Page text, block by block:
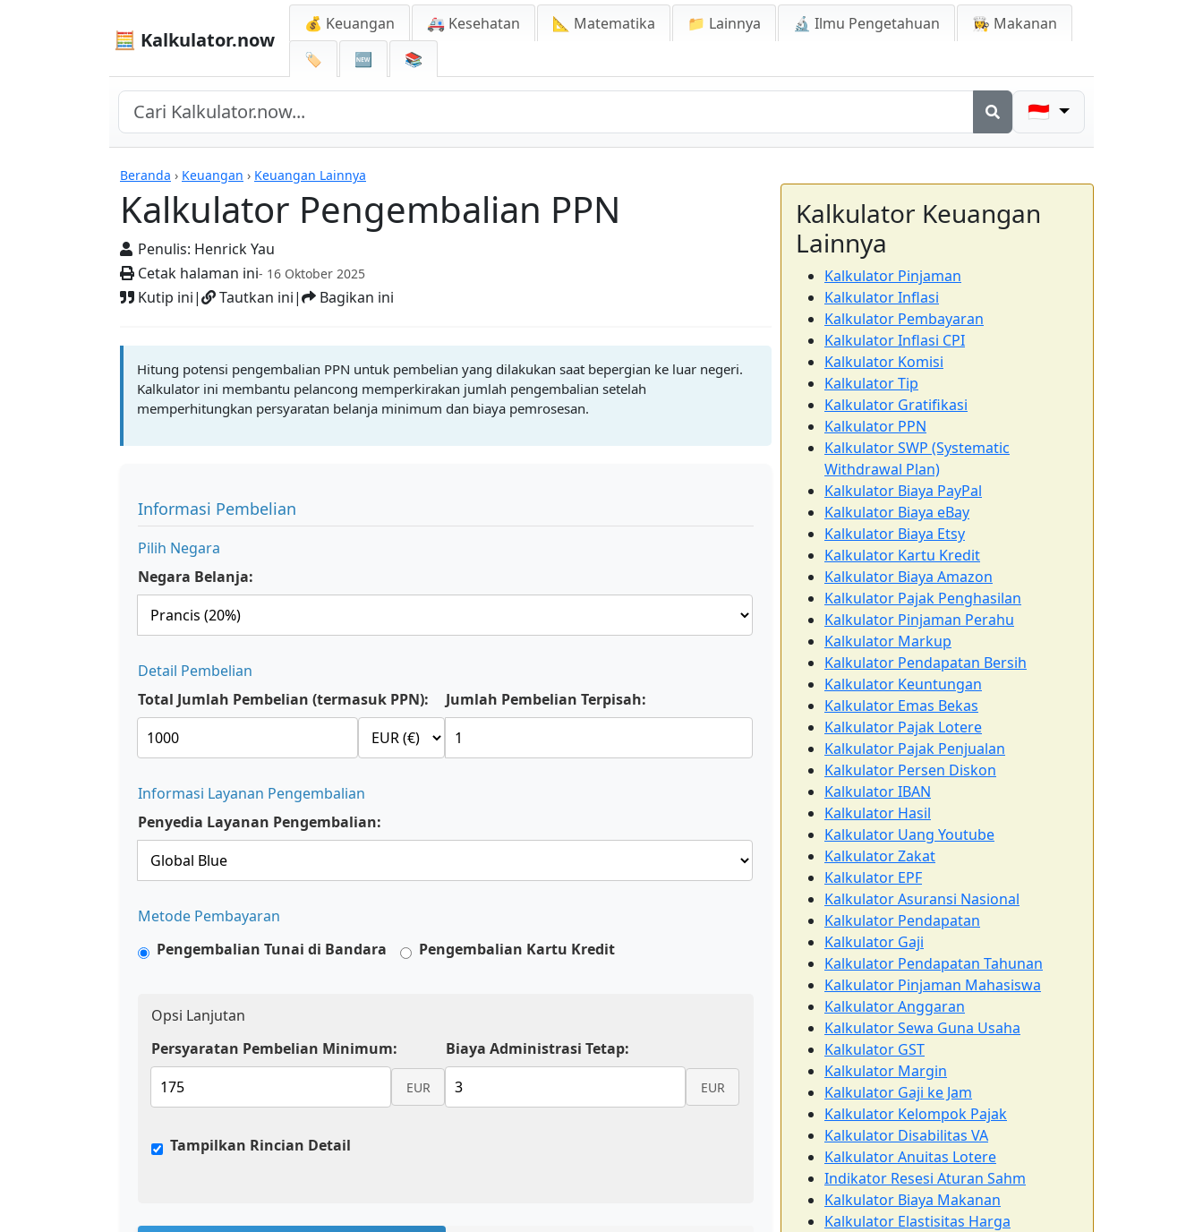
🧮 Kalkulator.now
💰 Keuangan 🚑 Kesehatan 📐 Matematika 📁 Lainnya 🔬 Ilmu Pengetahuan
👩‍🍳 Makanan
🏷️
🆕 📚
🇮🇩
Beranda › Keuangan › Keuangan Lainnya
Kalkulator Pengembalian PPN
Penulis: Henrick Yau
Cetak halaman ini- 16 Oktober 2025
Kutip ini| Tautkan ini| Bagikan ini
Kalkulator-kalkulator
Hitung potensi pengembalian PPN untuk pembelian yang dilakukan saat bepergian ke luar negeri.
Kalkulator ini membantu pelancong memperkirakan jumlah pengembalian setelah
memperhitungkan persyaratan belanja minimum dan biaya pemrosesan.
Informasi Pembelian
Pilih Negara
Negara Belanja:
Detail Pembelian
Total Jumlah Pembelian (termasuk PPN):
Jumlah Pembelian Terpisah:
Informasi Layanan Pengembalian
Penyedia Layanan Pengembalian:
Metode Pembayaran
Pengembalian Tunai di Bandara
Pengembalian Kartu Kredit
Opsi Lanjutan
Persyaratan Pembelian Minimum:
EUR
Biaya Administrasi Tetap:
EUR
Tampilkan Rincian Detail
Kalkulator Keuangan
Lainnya
Kalkulator Pinjaman
Kalkulator Inflasi
Kalkulator Pembayaran
Kalkulator Inflasi CPI
Kalkulator Komisi
Kalkulator Tip
Kalkulator Gratifikasi
Kalkulator PPN
Kalkulator SWP (Systematic
Withdrawal Plan)
Kalkulator Biaya PayPal
Kalkulator Biaya eBay
Kalkulator Biaya Etsy
Kalkulator Kartu Kredit
Kalkulator Biaya Amazon
Kalkulator Pajak Penghasilan
Kalkulator Pinjaman Perahu
Kalkulator Markup
Kalkulator Pendapatan Bersih
Kalkulator Keuntungan
Kalkulator Emas Bekas
Kalkulator Pajak Lotere
Kalkulator Pajak Penjualan
Kalkulator Persen Diskon
Kalkulator IBAN
Kalkulator Hasil
Kalkulator Uang Youtube
Kalkulator Zakat
Kalkulator EPF
Kalkulator Asuransi Nasional
Kalkulator Pendapatan
Kalkulator Gaji
Kalkulator Pendapatan Tahunan
Kalkulator Pinjaman Mahasiswa
Kalkulator Anggaran
Kalkulator Sewa Guna Usaha
Kalkulator GST
Kalkulator Margin
Kalkulator Gaji ke Jam
Kalkulator Kelompok Pajak
Kalkulator Disabilitas VA
Kalkulator Anuitas Lotere
Indikator Resesi Aturan Sahm
Kalkulator Biaya Makanan
Kalkulator Elastisitas Harga